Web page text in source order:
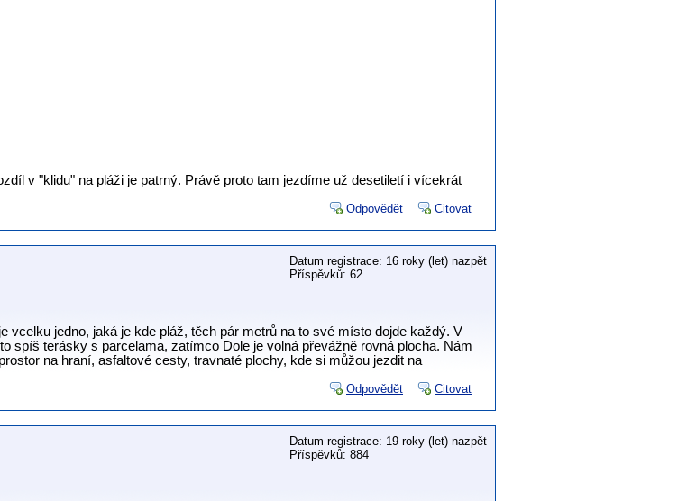
v "klidu" na pláži je patrný. Právě proto tam jezdíme už desetiletí i vícekrát
Odpovědět Citovat
Datum registrace: 16 roky (let) nazpět
Příspěvků: 62
vcelku jedno, jaká je kde pláž, těch pár metrů na to své místo dojde každý. V
spíš terásky s parcelama, zatímco Dole je volná převážně rovná plocha. Nám
na hraní, asfaltové cesty, travnaté plochy, kde si můžou jezdit na
Odpovědět Citovat
Datum registrace: 19 roky (let) nazpět
Příspěvků: 884